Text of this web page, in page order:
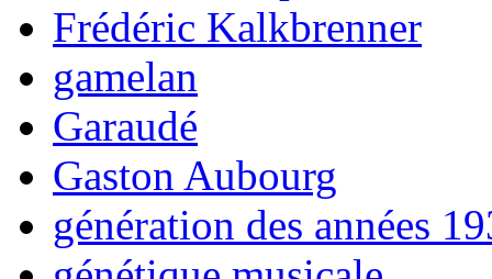
Frédéric Kalkbrenner
gamelan
Garaudé
Gaston Aubourg
génération des années